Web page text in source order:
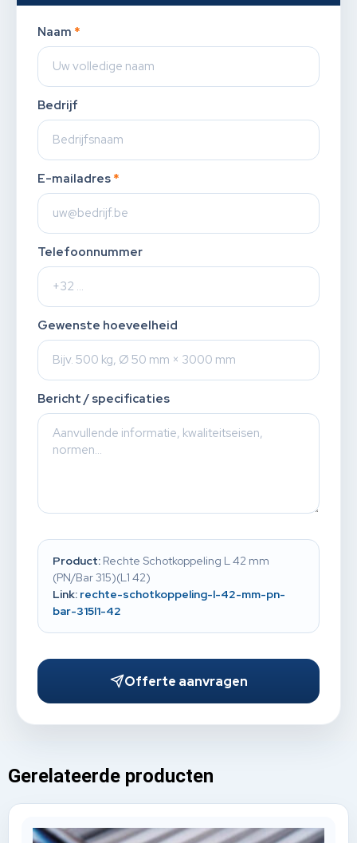
Naam *
Bedrijf
E-mailadres *
Telefoonnummer
Gewenste hoeveelheid
Bericht / specificaties
Product: Rechte Schotkoppeling L 42 mm
(PN/Bar 315)(L1 42)
Link: rechte-schotkoppeling-l-42-mm-pn-
bar-315l1-42
Offerte aanvragen
Gerelateerde producten